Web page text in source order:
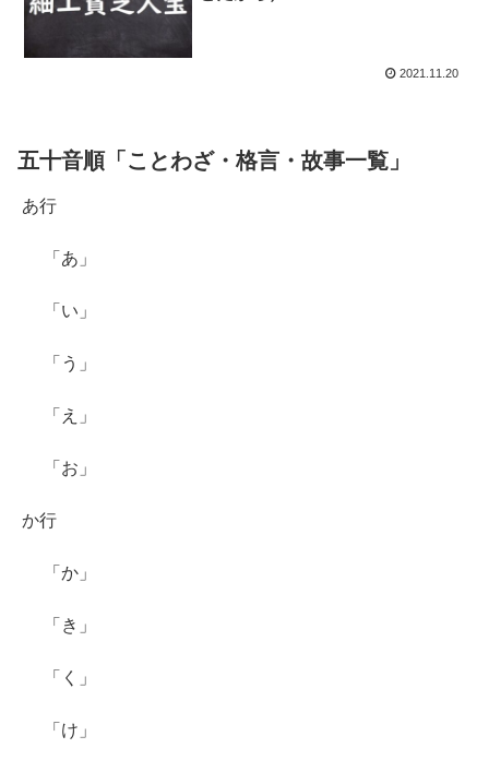
2021.11.20
五十音順「ことわざ・格言・故事一覧」
あ行
「あ」
「い」
「う」
「え」
「お」
か行
「か」
「き」
「く」
「け」